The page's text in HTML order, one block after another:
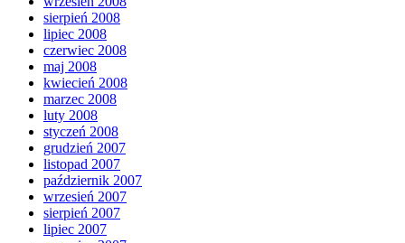
sierpień 2008
lipiec 2008
czerwiec 2008
maj 2008
kwiecień 2008
marzec 2008
luty 2008
styczeń 2008
grudzień 2007
listopad 2007
październik 2007
wrzesień 2007
sierpień 2007
lipiec 2007